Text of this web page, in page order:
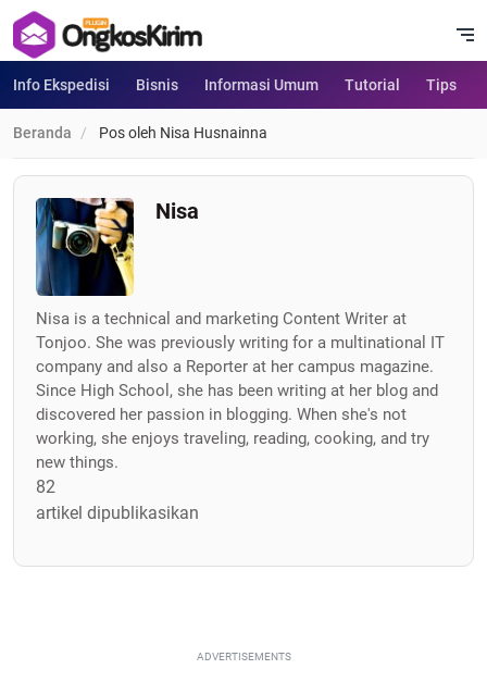
Info Ekspedisi Bisnis Informasi Umum Tutorial Tips
Beranda Pos oleh Nisa Husnainna
Nisa
Nisa is a technical and marketing Content Writer at
Tonjoo. She was previously writing for a multinational IT
company and also a Reporter at her campus magazine.
Since High School, she has been writing at her blog and
discovered her passion in blogging. When she's not
working, she enjoys traveling, reading, cooking, and try
new things.
82
artikel dipublikasikan
ADVERTISEMENTS